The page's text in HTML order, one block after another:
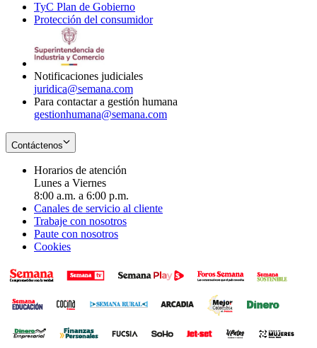
new
window
in
new
TyC Plan de Gobierno
in
Protección del consumidorOpens
Notificaciones judiciales
juridica@semana.com
Para contactar a gestión humana
gestionhumana@semana.com
Contáctenos
Horarios de atención
Lunes a Viernes
8:00 a.m. a 6:00 p.m.
Canales de servicio al cliente
Trabaje con nosotros
Paute con nosotros
Cookies